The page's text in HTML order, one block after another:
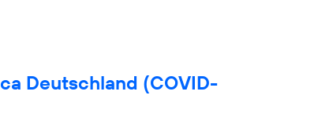
Deutschland (COVID-